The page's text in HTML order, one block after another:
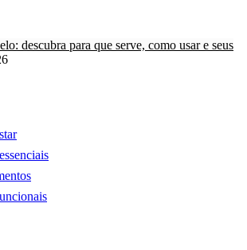
descubra para que serve, como usar e seus